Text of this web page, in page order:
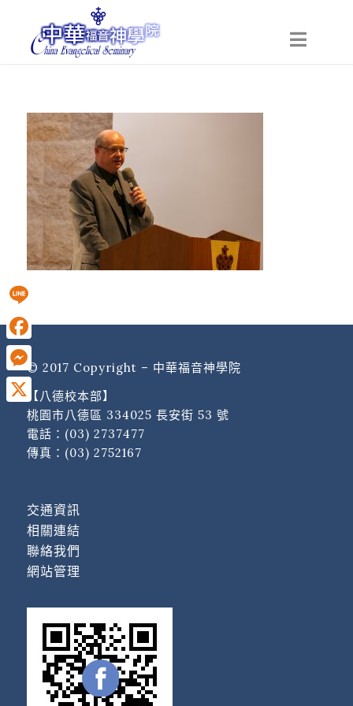
© 2017 Copyright – 中華福音神學院
【八德校本部】
桃園市八德區 334025 長安街 53 號
電話： (03) 2737477
傳真：(03) 2752167
交通資訊
相關連結
聯絡我們
網站管理
Line
Facebook
Messenger